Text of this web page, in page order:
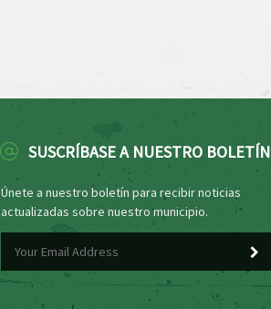
SUSCRÍBASE A NUESTRO BOLETÍN
Únete a nuestro boletín para recibir noticias
actualizadas sobre nuestro municipio.